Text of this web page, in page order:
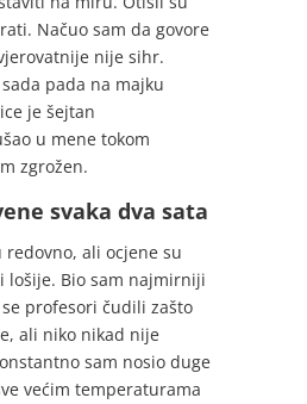
Načuo sam da govore
nije sihr.
pada na majku
je šejtan
u mene tokom
zgrožen.
svaka dva sata
redovno, ali ocjene su
lošije. Bio sam najmirniji
profesori čudili zašto
ali niko nikad nije
sam nosio duge
većim temperaturama